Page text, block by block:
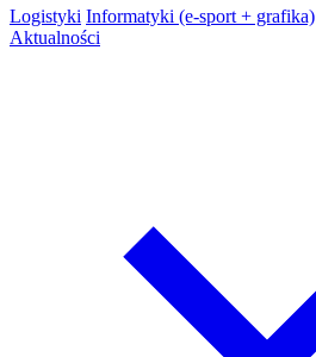
Logistyki Informatyki (e-sport + grafika)
Aktualności